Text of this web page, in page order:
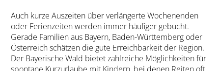
Auch kurze Auszeiten über verlängerte Wochenenden
oder Ferienzeiten werden immer häufiger gebucht.
Gerade Familien aus Bayern, Baden-Württemberg oder
Österreich schätzen die gute Erreichbarkeit der Region.
Der Bayerische Wald bietet zahlreiche Möglichkeiten für